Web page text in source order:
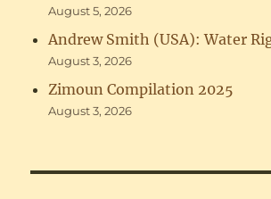
August 5, 2026
Andrew Smith (USA): Water
August 3, 2026
Zimoun Compilation 2025
August 3, 2026